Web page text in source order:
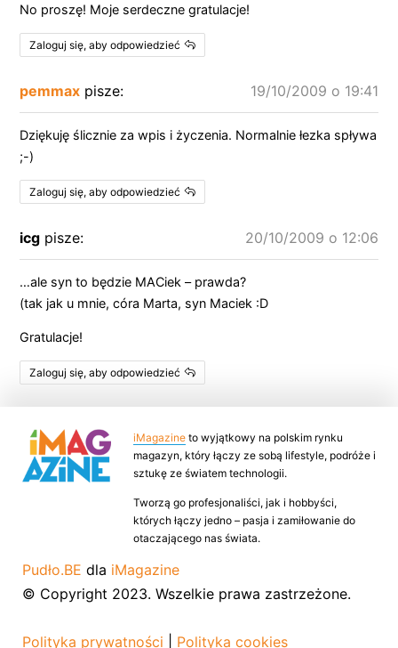
No proszę! Moje serdeczne gratulacje!
Zaloguj się, aby odpowiedzieć
pemmax pisze: 19/10/2009 o 19:41
Dziękuję ślicznie za wpis i życzenia. Normalnie łezka spływa
;-)
Zaloguj się, aby odpowiedzieć
icg pisze: 20/10/2009 o 12:06
…ale syn to będzie MACiek – prawda?
(tak jak u mnie, córa Marta, syn Maciek :D
Gratulacje!
Zaloguj się, aby odpowiedzieć
iMagazine to wyjątkowy na polskim rynku
magazyn, który łączy ze sobą lifestyle, podróże i
sztukę ze światem technologii.
Tworzą go profesjonaliści, jak i hobbyści,
których łączy jedno – pasja i zamiłowanie do
otaczającego nas świata.
Pudło.BE dla iMagazine
© Copyright 2023. Wszelkie prawa zastrzeżone.
Polityka prywatności Polityka cookies